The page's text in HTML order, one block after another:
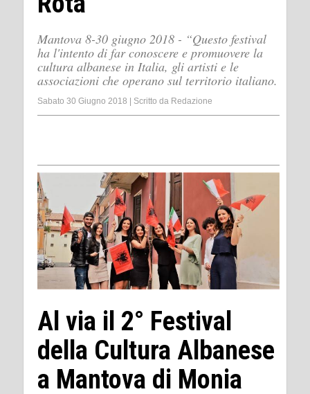
Mantova 8-30 giugno 2018 - “Questo festival
ha l'intento di far conoscere e promuovere la
cultura albanese in Italia, gli artisti e le
associazioni che operano sul territorio italiano.
Sabato 30 Giugno 2018 Scritto da Redazione
Al via il 2° Festival
della Cultura Albanese
a Mantova di Monia